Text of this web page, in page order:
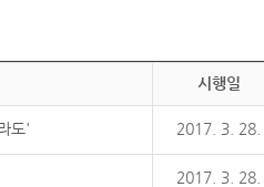
시행일
도' 2017. 3. 28.
2017. 3. 28.